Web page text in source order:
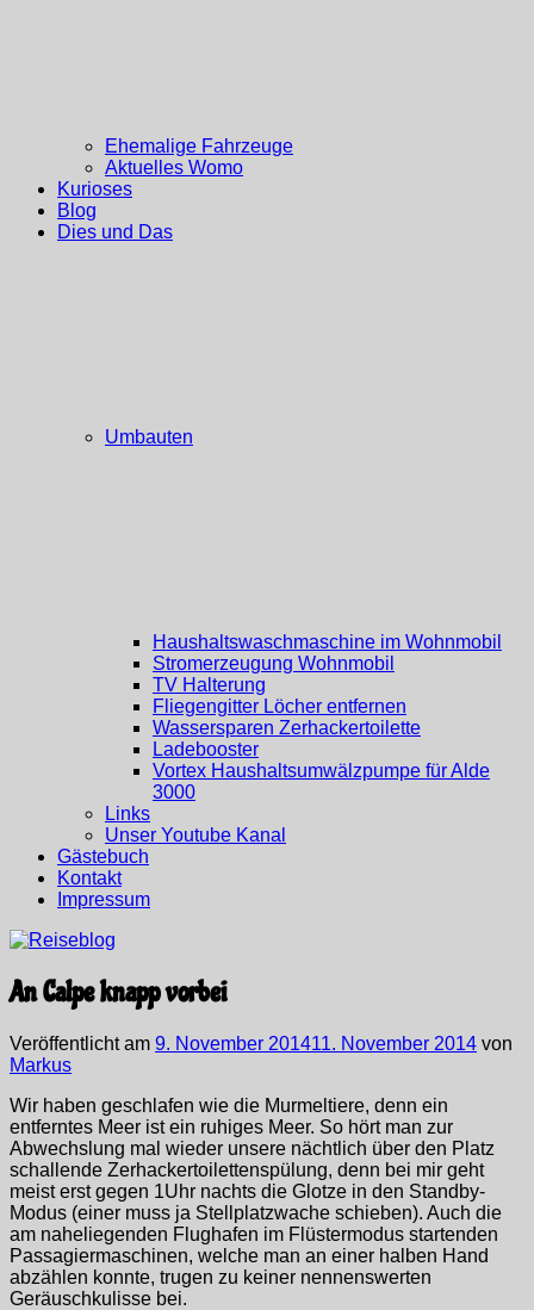
Ehemalige Fahrzeuge
Aktuelles Womo
Kurioses
Blog
Dies und Das
Umbauten
Haushaltswaschmaschine im Wohnmobil
Stromerzeugung Wohnmobil
TV Halterung
Fliegengitter Löcher entfernen
Wassersparen Zerhackertoilette
Ladebooster
Vortex Haushaltsumwälzpumpe für Alde
3000
Links
Unser Youtube Kanal
Gästebuch
Kontakt
Impressum
An Calpe knapp vorbei
Veröffentlicht am 9. November 201411. November 2014 von
Markus
Wir haben geschlafen wie die Murmeltiere, denn ein
entferntes Meer ist ein ruhiges Meer. So hört man zur
Abwechslung mal wieder unsere nächtlich über den Platz
schallende Zerhackertoilettenspülung, denn bei mir geht
meist erst gegen 1Uhr nachts die Glotze in den Standby-
Modus (einer muss ja Stellplatzwache schieben). Auch die
am naheliegenden Flughafen im Flüstermodus startenden
Passagiermaschinen, welche man an einer halben Hand
abzählen konnte, trugen zu keiner nennenswerten
Geräuschkulisse bei.